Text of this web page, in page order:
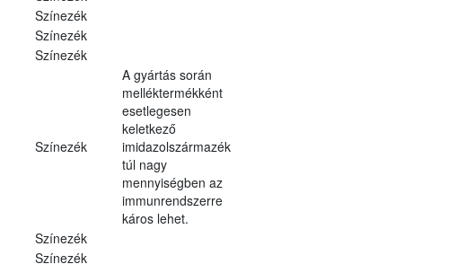
Színezék
Színezék
Színezék
Színezék
A gyártás során
melléktermékként
esetlegesen
keletkező
imidazolszármazék
túl nagy
mennyiségben az
immunrendszerre
káros lehet.
Színezék
Színezék